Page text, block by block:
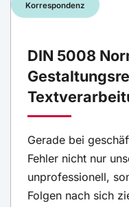
Korrespondenz
DIN 5008
Gerade bei
Fehler nicht nur
unprofessionell,
Folgen nach sich